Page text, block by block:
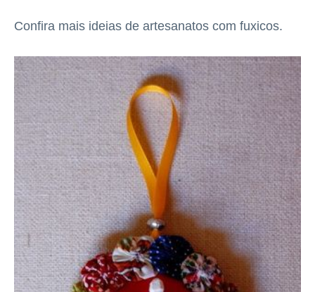
Confira mais ideias de artesanatos com fuxicos.